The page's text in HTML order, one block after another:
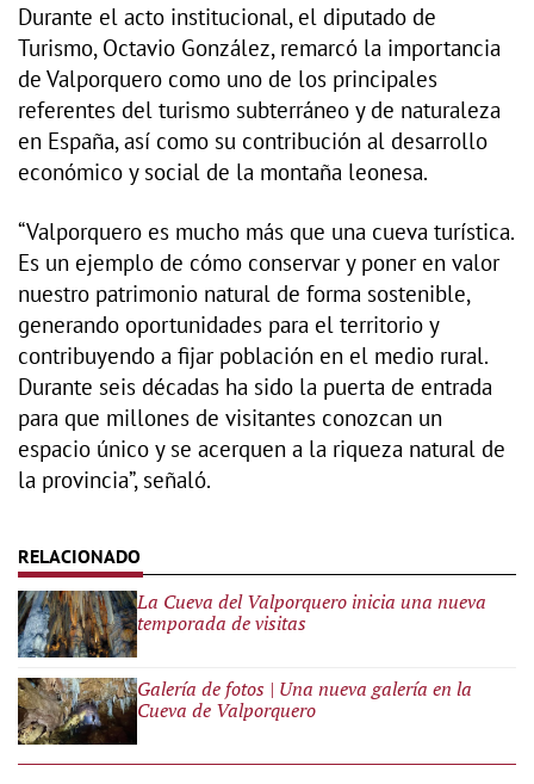
Durante el acto institucional, el diputado de
Turismo, Octavio González, remarcó la importancia
de Valporquero como uno de los principales
referentes del turismo subterráneo y de naturaleza
en España, así como su contribución al desarrollo
económico y social de la montaña leonesa.
“Valporquero es mucho más que una cueva turística.
Es un ejemplo de cómo conservar y poner en valor
nuestro patrimonio natural de forma sostenible,
generando oportunidades para el territorio y
contribuyendo a fijar población en el medio rural.
Durante seis décadas ha sido la puerta de entrada
para que millones de visitantes conozcan un
espacio único y se acerquen a la riqueza natural de
la provincia”, señaló.
La Cueva del Valporquero inicia una nueva
temporada de visitas
Galería de fotos | Una nueva galería en la
Cueva de Valporquero